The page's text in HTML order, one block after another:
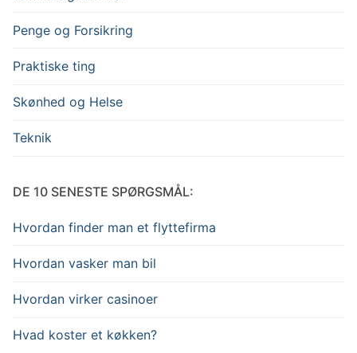
Penge og Forsikring
Praktiske ting
Skønhed og Helse
Teknik
DE 10 SENESTE SPØRGSMÅL:
Hvordan finder man et flyttefirma
Hvordan vasker man bil
Hvordan virker casinoer
Hvad koster et køkken?